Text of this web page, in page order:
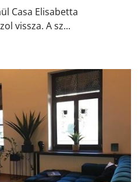
Casa Elisabetta
vissza. A sz...